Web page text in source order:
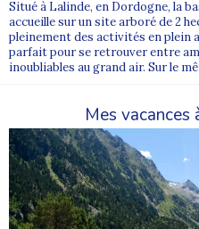
Situé à Lalinde, en Dordogne, la
accueille sur un site arboré de 2
pleinement des activités en plein
parfait pour se retrouver entre
inoubliables au grand air. Sur le
Mes vacances